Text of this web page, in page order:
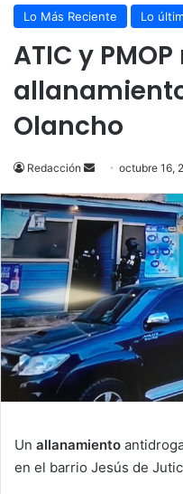
Lo Más Reciente Lo
ATIC y
Olancho
Redacción
Send
email
octubre 16,
Un allanamiento
en el barrio Jesús de